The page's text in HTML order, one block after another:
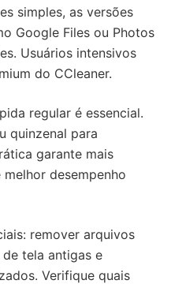
simples, as versões
Google Files ou Photos
Usuários intensivos
do CCleaner.
regular é essencial.
quinzenal para
garante mais
desempenho
remover arquivos
tela antigas e
Verifique quais